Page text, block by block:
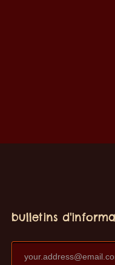
bulletins